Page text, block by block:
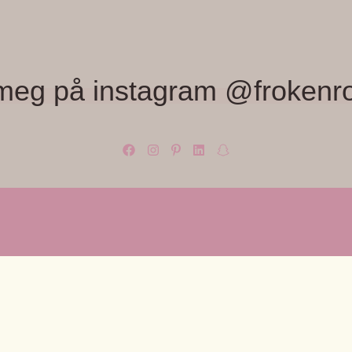
på instagram